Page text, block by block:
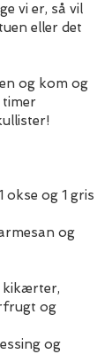
vi er, så vil
eller det
og kom og
timer
og 1 gris
og
kikærter,
og
og